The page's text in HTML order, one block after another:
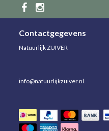
Contactgegevens
Natuurlijk ZUIVER
info@natuurlijkzuiver.nl